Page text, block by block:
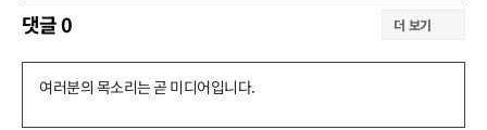
댓글0 더 보기
댓